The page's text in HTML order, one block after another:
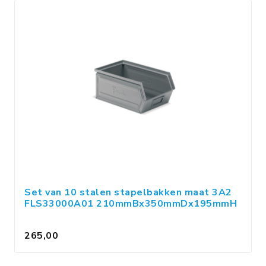
Set van 10 stalen stapelbakken maat 3A2
FLS33000A01 210mmBx350mmDx195mmH
265,00